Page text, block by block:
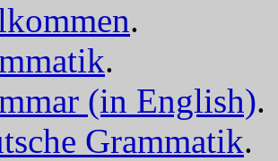
.
.
(in English).
Grammatik.